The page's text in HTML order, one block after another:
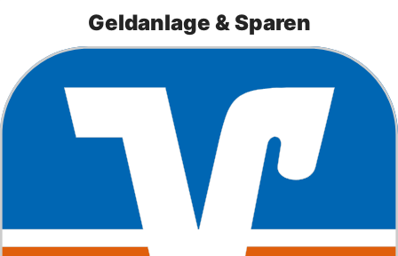
Geldanlage & Sparen